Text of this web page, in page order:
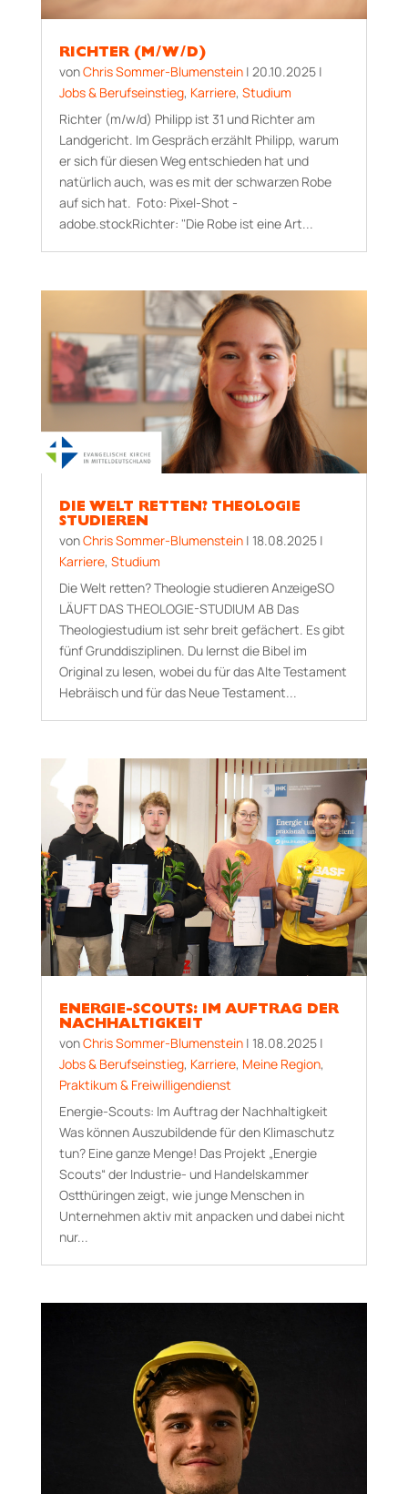
RICHTER (M/W/D)
vonChris Sommer-Blumenstein| 20.10.2025|
Jobs & Berufseinstieg, Karriere, Studium
Richter (m/w/d) Philipp ist 31 und Richter am
Landgericht. Im Gespräch erzählt Philipp, warum
er sich für diesen Weg entschieden hat und
natürlich auch, was es mit der schwarzen Robe
auf sich hat. Foto: Pixel-Shot -
adobe.stockRichter: "Die Robe ist eine Art...
DIE WELT RETTEN? THEOLOGIE
STUDIEREN
vonChris Sommer-Blumenstein| 18.08.2025|
Karriere, Studium
Die Welt retten? Theologie studieren AnzeigeSO
LÄUFT DAS THEOLOGIE-STUDIUM AB Das
Theologiestudium ist sehr breit gefächert. Es gibt
fünf Grunddisziplinen. Du lernst die Bibel im
Original zu lesen, wobei du für das Alte Testament
Hebräisch und für das Neue Testament...
ENERGIE-SCOUTS: IM AUFTRAG DER
NACHHALTIGKEIT
vonChris Sommer-Blumenstein| 18.08.2025|
Jobs & Berufseinstieg, Karriere, Meine Region,
Praktikum & Freiwilligendienst
Energie-Scouts: Im Auftrag der Nachhaltigkeit
Was können Auszubildende für den Klimaschutz
tun? Eine ganze Menge! Das Projekt „Energie
Scouts“ der Industrie- und Handelskammer
Ostthüringen zeigt, wie junge Menschen in
Unternehmen aktiv mit anpacken und dabei nicht
nur...